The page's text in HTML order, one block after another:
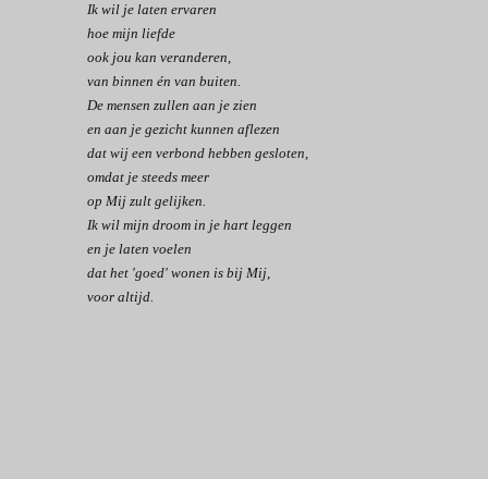
Ik wil je laten ervaren
hoe mijn liefde
ook jou kan veranderen,
van binnen én van buiten.
De mensen zullen aan je zien
en aan je gezicht kunnen aflezen
dat wij een verbond hebben gesloten,
omdat je steeds meer
op Mij zult gelijken.
Ik wil mijn droom in je hart leggen
en je laten voelen
dat het 'goed' wonen is bij Mij,
voor altijd.